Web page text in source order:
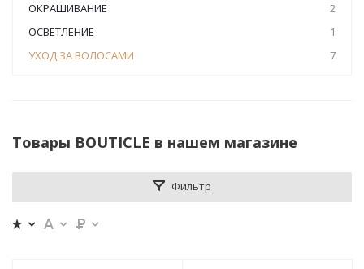
ОКРАШИВАНИЕ
2
ОСВЕТЛЕНИЕ
1
УХОД ЗА ВОЛОСАМИ
7
Товары BOUTICLE в нашем магазине
Фильтр